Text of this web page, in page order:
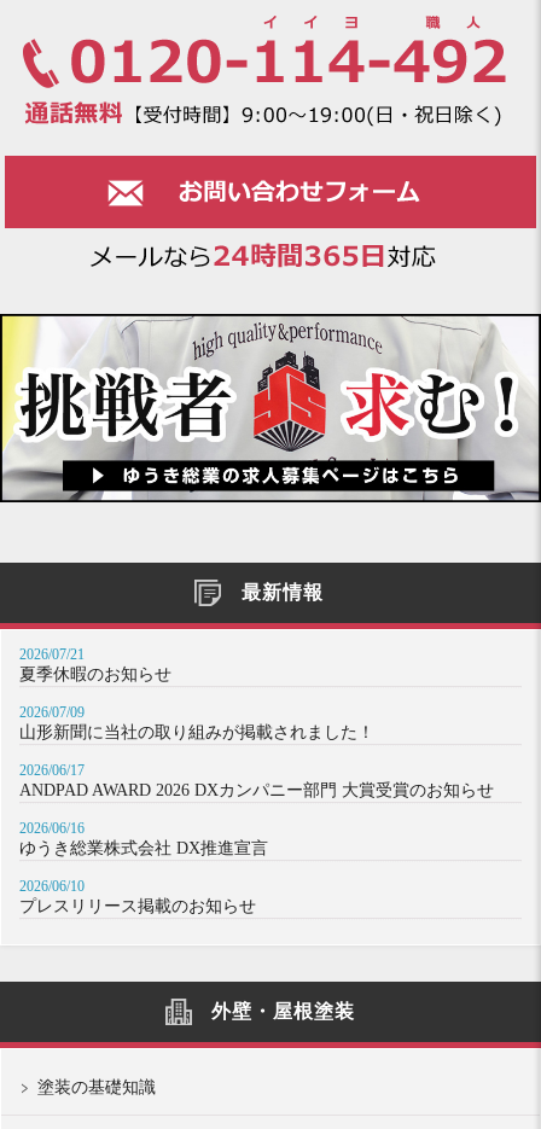
最新情報
2026/07/21
夏季休暇のお知らせ
2026/07/09
山形新聞に当社の取り組みが掲載されました！
2026/06/17
ANDPAD AWARD 2026 DXカンパニー部門 大賞受賞のお知らせ
2026/06/16
ゆうき総業株式会社 DX推進宣言
2026/06/10
プレスリリース掲載のお知らせ
外壁・屋根塗装
塗装の基礎知識